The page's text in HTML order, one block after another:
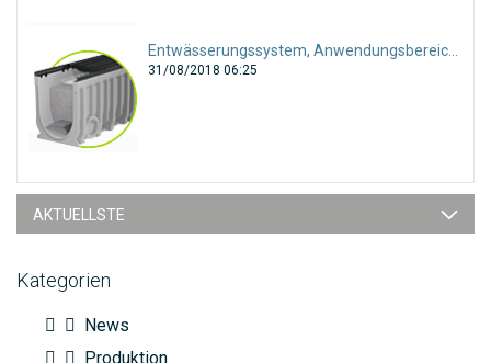
Entwässerungssystem, Anwendungsbereiche und Auswahl
31/08/2018 06:25
AKTUELLSTE
Kategorien
News
Produktion